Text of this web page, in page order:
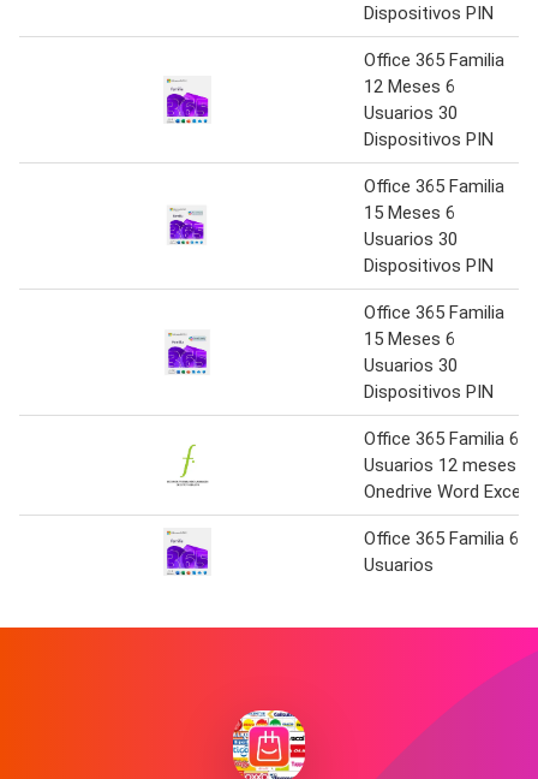
Dispositivos PIN
Office 365 Familia
12 Meses 6
Usuarios 30
Dispositivos PIN
Office 365 Familia
15 Meses 6
Usuarios 30
Dispositivos PIN
Office 365 Familia
15 Meses 6
Usuarios 30
Dispositivos PIN
Office 365 Familia 6
Usuarios 12 meses
Onedrive Word Excel
Office 365 Familia 6
Usuarios